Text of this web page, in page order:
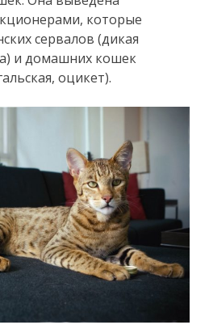
которые
сервалов (дикая
и домашних кошек
оцикет).